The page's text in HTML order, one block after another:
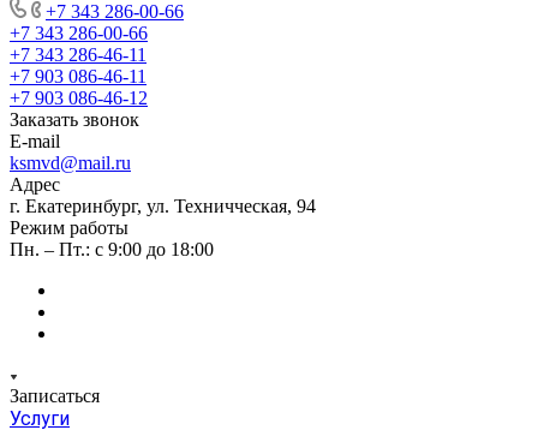
+7 343 286-00-66
+7 343 286-00-66
+7 343 286-46-11
+7 903 086-46-11
+7 903 086-46-12
Заказать звонок
E-mail
ksmvd@mail.ru
Адрес
г. Екатеринбург, ул. Техничческая, 94
Режим работы
Пн. – Пт.: с 9:00 до 18:00
Записаться
Услуги